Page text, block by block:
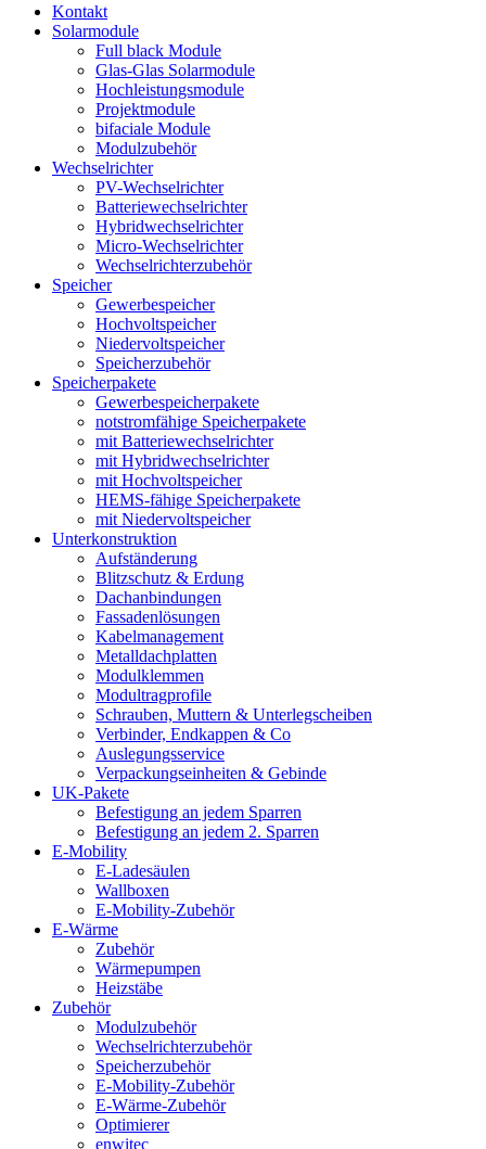
Kontakt
Solarmodule
Full black Module
Glas-Glas Solarmodule
Hochleistungsmodule
Projektmodule
bifaciale Module
Modulzubehör
Wechselrichter
PV-Wechselrichter
Batteriewechselrichter
Hybridwechselrichter
Micro-Wechselrichter
Wechselrichterzubehör
Speicher
Gewerbespeicher
Hochvoltspeicher
Niedervoltspeicher
Speicherzubehör
Speicherpakete
Gewerbespeicherpakete
notstromfähige Speicherpakete
mit Batteriewechselrichter
mit Hybridwechselrichter
mit Hochvoltspeicher
HEMS-fähige Speicherpakete
mit Niedervoltspeicher
Unterkonstruktion
Aufständerung
Blitzschutz & Erdung
Dachanbindungen
Fassadenlösungen
Kabelmanagement
Metalldachplatten
Modulklemmen
Modultragprofile
Schrauben, Muttern & Unterlegscheiben
Verbinder, Endkappen & Co
Auslegungsservice
Verpackungseinheiten & Gebinde
UK-Pakete
Befestigung an jedem Sparren
Befestigung an jedem 2. Sparren
E-Mobility
E-Ladesäulen
Wallboxen
E-Mobility-Zubehör
E-Wärme
Zubehör
Wärmepumpen
Heizstäbe
Zubehör
Modulzubehör
Wechselrichterzubehör
Speicherzubehör
E-Mobility-Zubehör
E-Wärme-Zubehör
Optimierer
enwitec